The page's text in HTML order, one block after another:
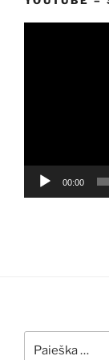
00:00